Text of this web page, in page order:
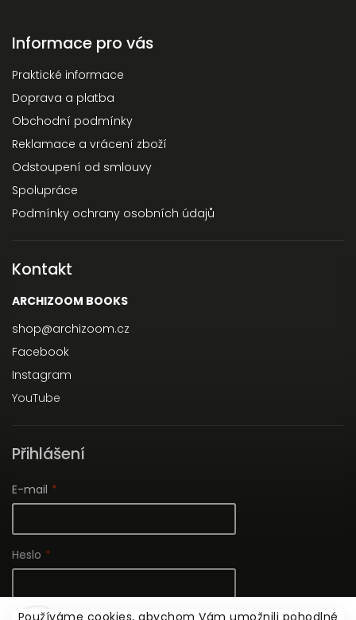
Používáme cookies, abychom Vám umožnili pohodlné
Informace pro vás
Praktické informace
Doprava a platba
Obchodní podmínky
Reklamace a vrácení zboží
Odstoupení od smlouvy
Spolupráce
Podmínky ochrany osobních údajů
Kontakt
ARCHIZOOM BOOKS
shop@archizoom.cz
Facebook
Instagram
YouTube
Přihlášení
E-mail
Heslo